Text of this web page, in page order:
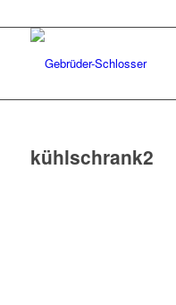
kühlschrank2